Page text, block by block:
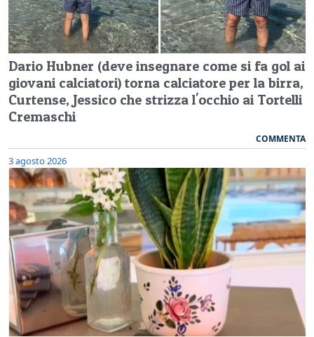
Dario Hubner (deve insegnare come si fa gol ai
giovani calciatori) torna calciatore per la birra,
Curtense, Jessico che strizza l'occhio ai Tortelli
Cremaschi
COMMENTA
3 agosto 2026